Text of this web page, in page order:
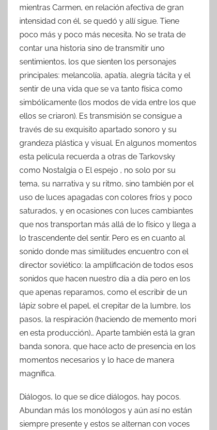
mientras Carmen, en relación afectiva de gran
intensidad con él, se quedó y allí sigue. Tiene
poco más y poco más necesita. No se trata de
contar una historia sino de transmitir uno
sentimientos, los que sienten los personajes
principales: melancolía, apatía, alegría tácita y el
sentir de una vida que se va tanto física como
simbólicamente (los modos de vida entre los que
ellos se criaron). Es transmisión se consigue a
través de su exquisito apartado sonoro y su
grandeza plástica y visual. En algunos momentos
esta película recuerda a otras de Tarkovsky
como Nostalgia o El espejo , no solo por su
tema, su narrativa y su ritmo, sino también por el
uso de luces apagadas con colores fríos y poco
saturados, y en ocasiones con luces cambiantes
que nos transportan más allá de lo físico y llega a
lo trascendente del sentir. Pero es en cuanto al
sonido donde mas similitudes encuentro con el
director soviético: la amplificación de todos esos
sonidos que hacen nuestro día a día pero en los
que apenas reparamos, como el escribir de un
lápiz sobre el papel, el crepitar de la lumbre, los
pasos, la respiración (haciendo de memento mori
en esta producción)… Aparte también está la gran
banda sonora, que hace acto de presencia en los
momentos necesarios y lo hace de manera
magnífica.
Diálogos, lo que se dice diálogos, hay pocos.
Abundan más los monólogos y aún así no están
siempre presente y estos se alternan con voces